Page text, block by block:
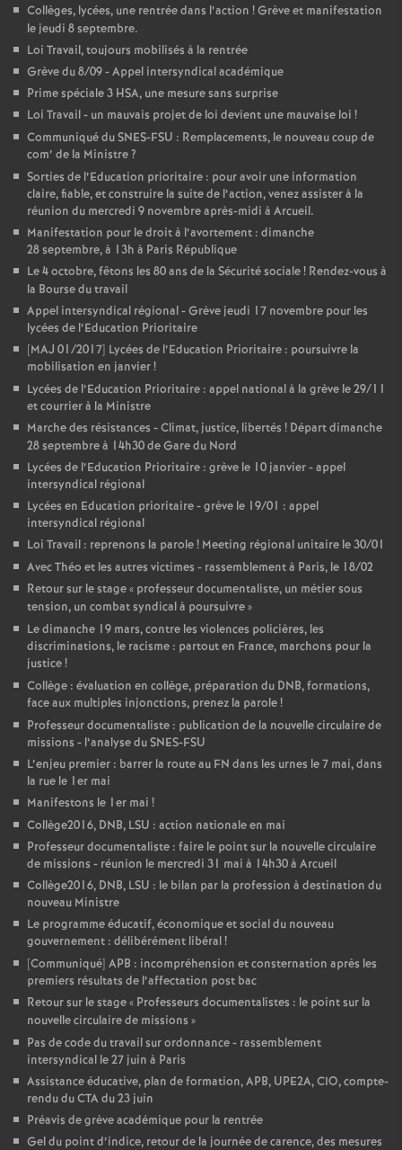
Collèges, lycées, une rentrée dans l’action ! Grève et manifestation
le jeudi 8 septembre.
Loi Travail, toujours mobilisés à la rentrée
Grève du 8/09 - Appel intersyndical académique
Prime spéciale 3 HSA, une mesure sans surprise
Loi Travail - un mauvais projet de loi devient une mauvaise loi !
Communiqué du SNES-FSU : Remplacements, le nouveau coup de
com’ de la Ministre?
Sorties de l’Education prioritaire : pour avoir une information
claire, fiable, et construire la suite de l’action, venez assister à la
réunion du mercredi 9 novembre après-midi à Arcueil.
Manifestation pour le droit à l’avortement : dimanche
28 septembre, à 13h à Paris République
Le 4 octobre, fêtons les 80 ans de la Sécurité sociale! Rendez-vous à
la Bourse du travail
Appel intersyndical régional - Grève jeudi 17 novembre pour les
lycées de l’Education Prioritaire
[MAJ 01/2017] Lycées de l’Education Prioritaire : poursuivre la
mobilisation en janvier!
Lycées de l’Education Prioritaire : appel national à la grève le 29/11
et courrier à la Ministre
Marche des résistances - Climat, justice, libertés ! Départ dimanche
28 septembre à 14h30 de Gare du Nord
Lycées de l’Education Prioritaire : grève le 10 janvier - appel
intersyndical régional
Lycées en Education prioritaire - grève le 19/01 : appel
intersyndical régional
Loi Travail : reprenons la parole! Meeting régional unitaire le 30/01
Avec Théo et les autres victimes - rassemblement à Paris, le 18/02
Retour sur le stage « professeur documentaliste, un métier sous
tension, un combat syndical à poursuivre»
Le dimanche 19 mars, contre les violences policières, les
discriminations, le racisme : partout en France, marchons pour la
justice!
Collège : évaluation en collège, préparation du DNB, formations,
face aux multiples injonctions, prenez la parole!
Professeur documentaliste : publication de la nouvelle circulaire de
missions - l’analyse du SNES-FSU
L’enjeu premier : barrer la route au FN dans les urnes le 7 mai, dans
la rue le 1er mai
Manifestons le 1er mai !
Collège2016, DNB, LSU : action nationale en mai
Professeur documentaliste : faire le point sur la nouvelle circulaire
de missions - réunion le mercredi 31 mai à 14h30 à Arcueil
Collège2016, DNB, LSU : le bilan par la profession à destination du
nouveau Ministre
Le programme éducatif, économique et social du nouveau
gouvernement : délibérément libéral!
[Communiqué] APB : incompréhension et consternation après les
premiers résultats de l’affectation post bac
Retour sur le stage « Professeurs documentalistes : le point sur la
nouvelle circulaire de missions »
Pas de code du travail sur ordonnance - rassemblement
intersyndical le 27 juin à Paris
Assistance éducative, plan de formation, APB, UPE2A, CIO, compte-
rendu du CTA du 23 juin
Préavis de grève académique pour la rentrée
Gel du point d’indice, retour de la journée de carence, des mesures